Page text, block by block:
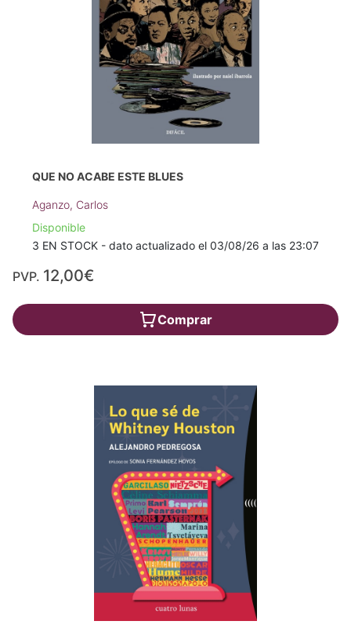
QUE NO ACABE ESTE BLUES
Aganzo, Carlos
Disponible
3 EN STOCK - dato actualizado el 03/08/26 a las 23:07
PVP. 12,00€
Comprar